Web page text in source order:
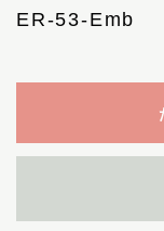
ER-53-Emb